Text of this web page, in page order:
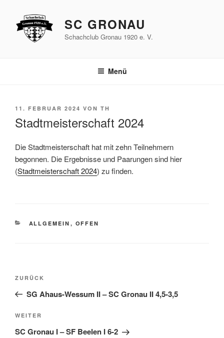
springen
SC GRONAU
Schachclub Gronau 1920 e. V.
Menü
VERÖFFENTLICHT
11. FEBRUAR 2024 VON TH
Stadtmeisterschaft 2024
Die Stadtmeisterschaft hat mit zehn Teilnehmern
begonnen. Die Ergebnisse und Paarungen sind hier
(Stadtmeisterschaft 2024) zu finden.
KATEGORIEN
ALLGEMEIN , OFFEN
Beitragsnavigation
Vorheriger
Beitrag
ZURÜCK
SG Ahaus-Wessum II – SC Gronau II 4,5-3,5
Nächster
Beitrag
WEITER
SC Gronau I – SF Beelen I 6-2